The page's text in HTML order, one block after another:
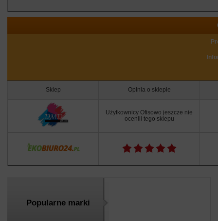
Sklep Opinia o sklepie
Użytkownicy Ofisowo jeszcze nie
ocenili tego sklepu
Popularne marki